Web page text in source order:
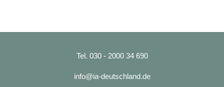
Tel. 030 - 2000 34 690
info@ia-deutschland.de